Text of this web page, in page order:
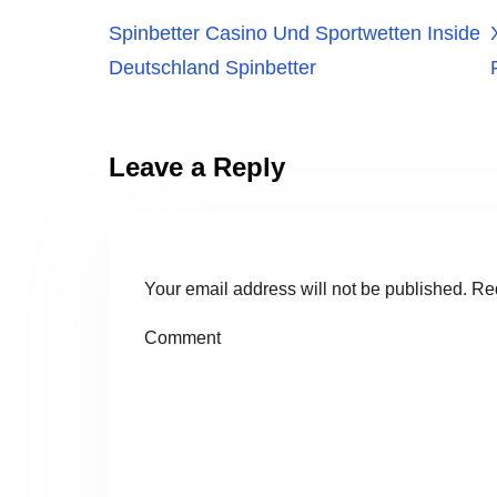
Spinbetter Casino Und Sportwetten Inside
Deutschland Spinbetter
Leave a Reply
Your email address will not be published.